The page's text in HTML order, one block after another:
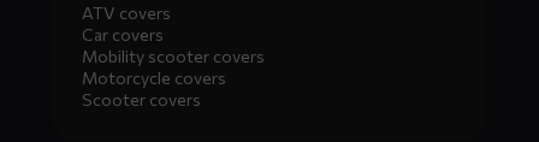
ATV covers
Car covers
Mobility scooter covers
Motorcycle covers
Scooter covers